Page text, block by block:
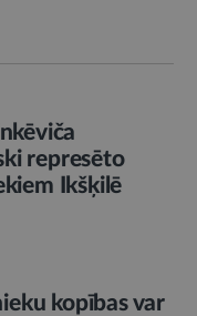
represēto
Ikšķilē
kopības var